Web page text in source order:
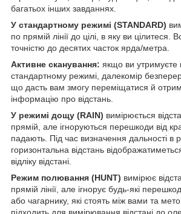
багатьох інших завданнях.
У стандартному режимі (STANDARD)
по прямій лінії до цілі, в яку ви цілитеся.
точністю до десятих часток ярда/метра.
Активне сканування: якщо ви утримуєте
стандартному режимі, далекомір
що дасть вам змогу переміщатися й
інформацію про відстань.
У режимі дощу (RAIN) вимірюється
прямій, але ігноруються перешкоди від
падають. Під час визначення дальності в
горизонтальна відстань
відліку відстані.
Режим полювання (HUNT) вимірює
прямій лінії, але ігнорує будь-які
або чагарнику, які стоять між вами та
підходить для вимірювання відстані до